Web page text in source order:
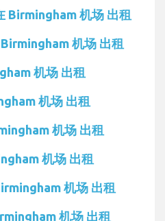
Birmingham 机场 出租
机场 出租
机场 出租
机场 出租
机场 出租
机场 出租
机场 出租
机场 出租